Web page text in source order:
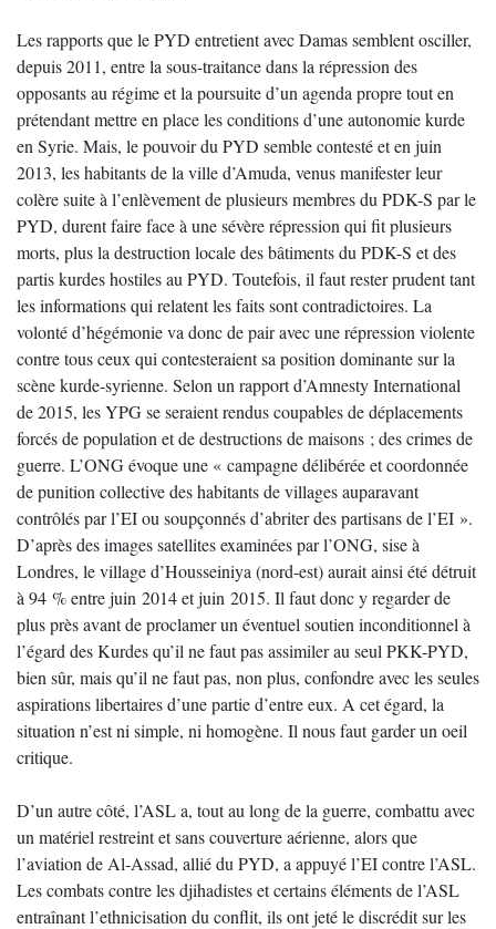
Les rapports que le PYD entretient avec Damas semblent osciller,
depuis 2011, entre la sous-traitance dans la répression des
opposants au régime et la poursuite d’un agenda propre tout en
prétendant mettre en place les conditions d’une autonomie kurde
en Syrie. Mais, le pouvoir du PYD semble contesté et en juin
2013, les habitants de la ville d’Amuda, venus manifester leur
colère suite à l’enlèvement de plusieurs membres du PDK-S par le
PYD, durent faire face à une sévère répression qui fit plusieurs
morts, plus la destruction locale des bâtiments du PDK-S et des
partis kurdes hostiles au PYD. Toutefois, il faut rester prudent tant
les informations qui relatent les faits sont contradictoires. La
volonté d’hégémonie va donc de pair avec une répression violente
contre tous ceux qui contesteraient sa position dominante sur la
scène kurde-syrienne. Selon un rapport d’Amnesty International
de 2015, les YPG se seraient rendus coupables de déplacements
forcés de population et de destructions de maisons ; des crimes de
guerre. L’ONG évoque une « campagne délibérée et coordonnée
de punition collective des habitants de villages auparavant
contrôlés par l’EI ou soupçonnés d’abriter des partisans de l’EI ».
D’après des images satellites examinées par l’ONG, sise à
Londres, le village d’Housseiniya (nord-est) aurait ainsi été détruit
à 94 % entre juin 2014 et juin 2015. Il faut donc y regarder de
plus près avant de proclamer un éventuel soutien inconditionnel à
l’égard des Kurdes qu’il ne faut pas assimiler au seul PKK-PYD,
bien sûr, mais qu’il ne faut pas, non plus, confondre avec les seules
aspirations libertaires d’une partie d’entre eux. A cet égard, la
situation n’est ni simple, ni homogène. Il nous faut garder un oeil
critique.
D’un autre côté, l’ASL a, tout au long de la guerre, combattu avec
un matériel restreint et sans couverture aérienne, alors que
l’aviation de Al-Assad, allié du PYD, a appuyé l’EI contre l’ASL.
Les combats contre les djihadistes et certains éléments de l’ASL
entraînant l’ethnicisation du conflit, ils ont jeté le discrédit sur les